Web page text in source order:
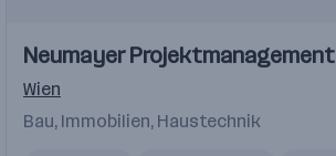
Neumayer Projektmanagement
Wien
Bau, Immobilien, Haustechnik